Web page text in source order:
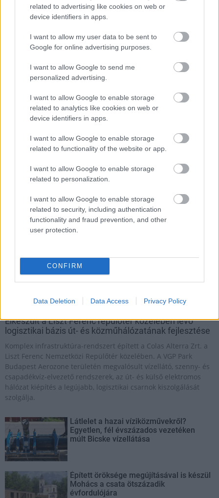
related to advertising like cookies on web or
device identifiers in apps.
I want to allow my user data to be sent to
Google for online advertising purposes.
I want to allow Google to send me
personalized advertising.
I want to allow Google to enable storage
related to analytics like cookies on web or
device identifiers in apps.
I want to allow Google to enable storage
related to functionality of the website or app.
I want to allow Google to enable storage
related to personalization.
I want to allow Google to enable storage
related to security, including authentication
functionality and fraud prevention, and other
user protection.
CONFIRM
Data Deletion Data Access Privacy Policy
Itt az ÉVOSZ megoldása a hőhullámok és az
energiakrízis kezelésére
MAGYAR ÉPÍTŐK
logisztikai központ Colas Colas Alterra Zrt.
Elkészült a Liszt Ferenc repülőtér közelében lévő
logisztikai bázis út- és közműhálózatának fejlesztése
Komplex infrastruktúra-rendszert épített a Colas Alterra Zrt. a
Liszt Ferenc Nemzetközi Repülőtér közelében. A VGP Park
Budapest Aerozone területén megvalósult vízellátó, szenny- és
csapadékvíz-elvezető rendszerek, az út- és külső elektromos
hálózat kiépítés a legújabb, logisztikai csarnok kiszolgálását
szolgálja.
Látlelet a hazai víziközművekről?
Egyetlen, fél évszázados vezetéken
múlt Bicske vízellátása
Épített öröksége megújításával is készül
Mohács a csata ötszázadik
évfordulójára